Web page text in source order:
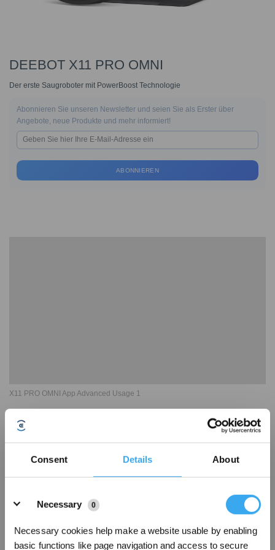
Consent Details About
Necessary
0
Necessary cookies help make a website usable by enabling
basic functions like page navigation and access to secure
DEEBOT X11 PRO OMNI
Der erste Saugroboter mit PowerBoost Technologie
Abonnieren Sie unseren Newsletter und seien Sie als Erster über
Angebote, neue Produkte und mehr informiert!
ABONNIEREN
X11 PRO OMNI App Advanced Usage 1